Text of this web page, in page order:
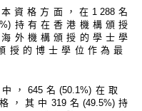
資格方面，在 1 288名
)持有在香港機構頒授
外機構頒授的學士學
授的博士學位作為最
， 645名(50.1%)在取
，其中 319名 (49.5%)持